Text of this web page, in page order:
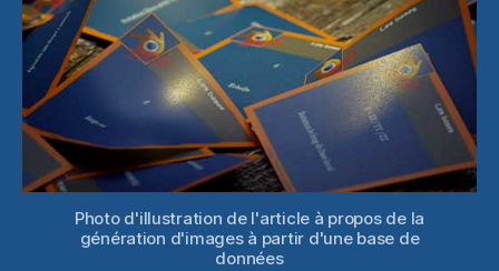
à
partir
d’une
base
données
dans
Photoshop
Photo d'illustration de l'article à propos de la
génération d'images à partir d'une base de
données